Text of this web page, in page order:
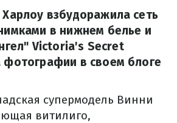
взбудоражила сеть
в нижнем белье и
Victoria's Secret
фотографии в своем блоге
супермодель Винни
витилиго,